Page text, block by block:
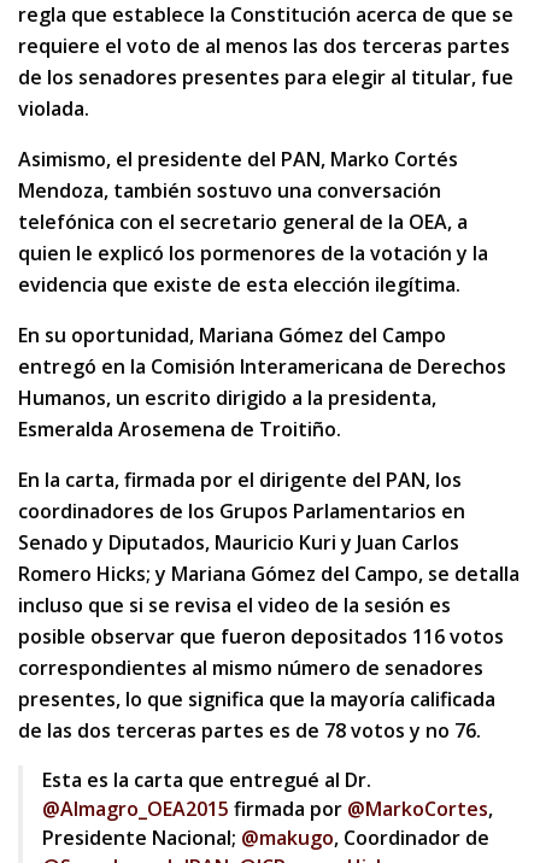
regla que establece la Constitución acerca de que se
requiere el voto de al menos las dos terceras partes
de los senadores presentes para elegir al titular, fue
violada.
Asimismo, el presidente del PAN, Marko Cortés
Mendoza, también sostuvo una conversación
telefónica con el secretario general de la OEA, a
quien le explicó los pormenores de la votación y la
evidencia que existe de esta elección ilegítima.
En su oportunidad, Mariana Gómez del Campo
entregó en la Comisión Interamericana de Derechos
Humanos, un escrito dirigido a la presidenta,
Esmeralda Arosemena de Troitiño.
En la carta, firmada por el dirigente del PAN, los
coordinadores de los Grupos Parlamentarios en
Senado y Diputados, Mauricio Kuri y Juan Carlos
Romero Hicks; y Mariana Gómez del Campo, se detalla
incluso que si se revisa el video de la sesión es
posible observar que fueron depositados 116 votos
correspondientes al mismo número de senadores
presentes, lo que significa que la mayoría calificada
de las dos terceras partes es de 78 votos y no 76.
Esta es la carta que entregué al Dr.
@Almagro_OEA2015 firmada por @MarkoCortes,
Presidente Nacional; @makugo, Coordinador de